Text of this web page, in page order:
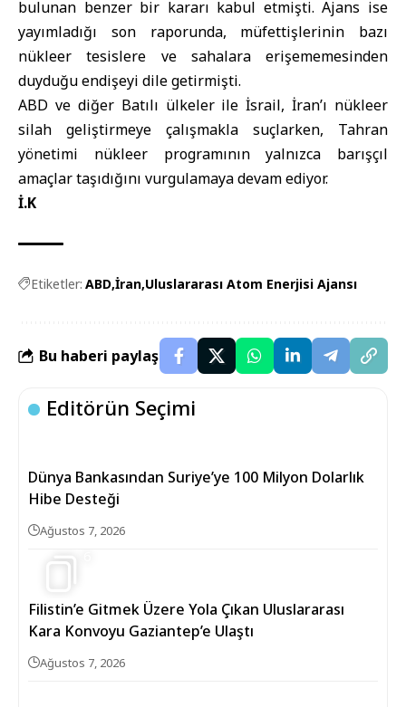
bulunan benzer bir kararı kabul etmişti. Ajans ise
yayımladığı son raporunda, müfettişlerinin bazı
nükleer tesislere ve sahalara erişememesinden
duyduğu endişeyi dile getirmişti.
ABD ve diğer Batılı ülkeler ile İsrail, İran’ı nükleer
silah geliştirmeye çalışmakla suçlarken, Tahran
yönetimi nükleer programının yalnızca barışçıl
amaçlar taşıdığını vurgulamaya devam ediyor.
İ.K
Etiketler: ABD İran Uluslararası Atom Enerjisi Ajansı
Bu haberi paylaş
Editörün Seçimi
Dünya Bankasından Suriye’ye 100 Milyon Dolarlık
Hibe Desteği
Ağustos 7, 2026
Filistin’e Gitmek Üzere Yola Çıkan Uluslararası
Kara Konvoyu Gaziantep’e Ulaştı
Ağustos 7, 2026